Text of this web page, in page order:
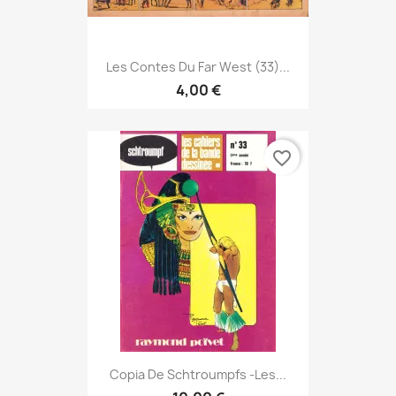
Les Contes Du Far West (33)...
4,00 €
Copia De Schtroumpfs -Les...
favorite_border